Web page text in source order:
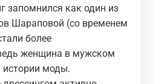
запомнился как один из
Шараповой (со временем
более
женщина в мужском
истории моды.